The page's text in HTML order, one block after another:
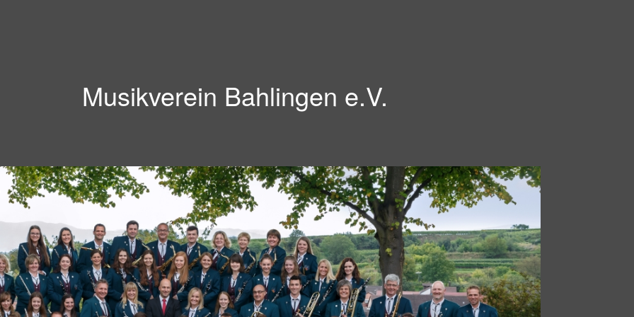
Musikverein Bahlingen e.V.